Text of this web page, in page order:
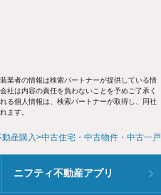
業者の情報は検索パートナーが提供している情
社は内容の責任を負わないことを予めご了承く
る個人情報は、検索パートナーが取得し、同社
ます。
動産購入 中古住宅・中古物件・中古一
ニフティ不動産アプリ